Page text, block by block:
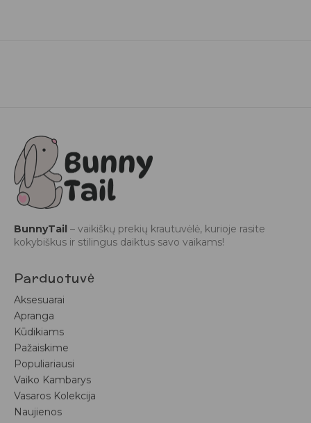
BunnyTail – vaikiškų prekių krautuvėlė, kurioje rasite
kokybiškus ir stilingus daiktus savo vaikams!
Parduotuvė
Aksesuarai
Apranga
Kūdikiams
Pažaiskime
Populiariausi
Vaiko Kambarys
Vasaros Kolekcija
Naujienos